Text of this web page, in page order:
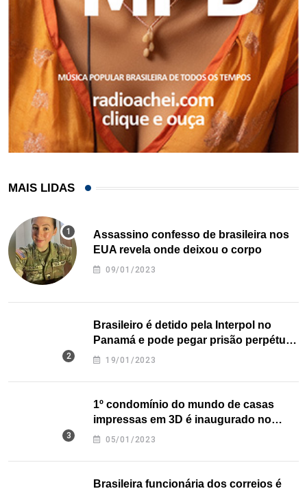
MAIS LIDAS
Assassino confesso de brasileira nos
EUA revela onde deixou o corpo
09/01/2023
Brasileiro é detido pela Interpol no
Panamá e pode pegar prisão perpétua
nos EUA
19/01/2023
1º condomínio do mundo de casas
impressas em 3D é inaugurado no
Texas
05/01/2023
Brasileira funcionária dos correios é